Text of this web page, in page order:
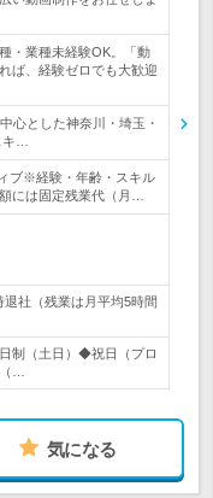
・業種未経験OK。「動
ば、経験ゼロでも大歓迎
心とした神奈川・埼玉・
…
ブ※経験・年齢・スキル
には固定残業代（月…
社（残業は月平均5時間
制（土日）◆祝日（プロ
…
気になる